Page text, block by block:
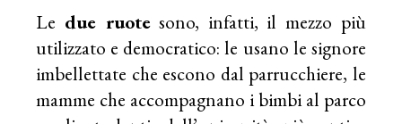
Le due ruotesono, infatti, il mezzo più
utilizzato e democratico: le usano le signore
imbellettate che escono dal parrucchiere, le
mamme che accompagnano i bimbi al parco